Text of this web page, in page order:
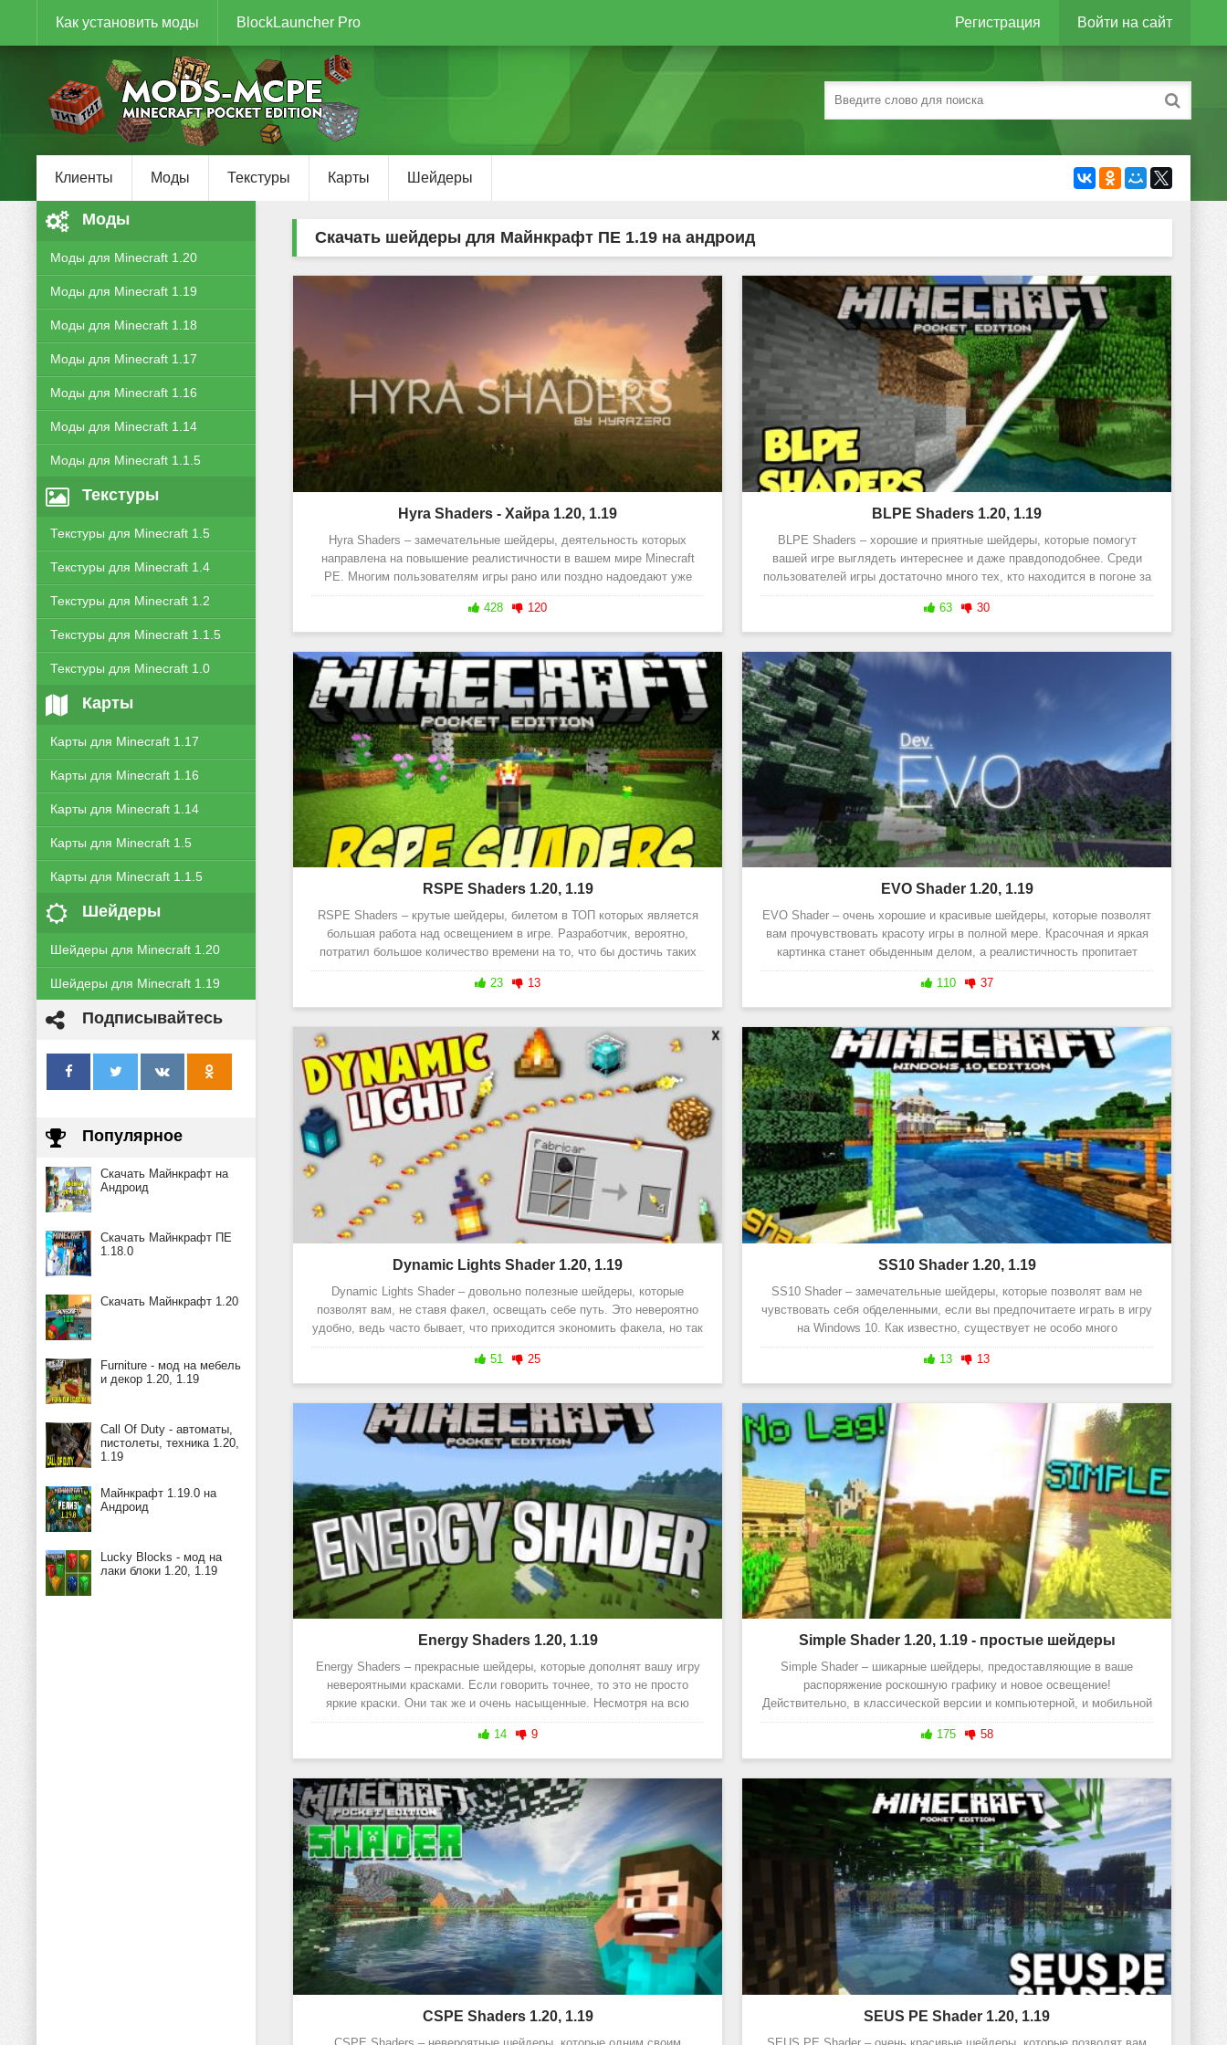
Как установить моды BlockLauncher Pro Регистрация Войти на сайт
Клиенты Моды Текстуры Карты Шейдеры
Моды
Моды для Minecraft 1.20
Моды для Minecraft 1.19
Моды для Minecraft 1.18
Моды для Minecraft 1.17
Моды для Minecraft 1.16
Моды для Minecraft 1.14
Моды для Minecraft 1.1.5
Текстуры
Текстуры для Minecraft 1.5
Текстуры для Minecraft 1.4
Текстуры для Minecraft 1.2
Текстуры для Minecraft 1.1.5
Текстуры для Minecraft 1.0
Карты
Карты для Minecraft 1.17
Карты для Minecraft 1.16
Карты для Minecraft 1.14
Карты для Minecraft 1.5
Карты для Minecraft 1.1.5
Шейдеры
Шейдеры для Minecraft 1.20
Шейдеры для Minecraft 1.19
Подписывайтесь
Популярное
Скачать Майнкрафт на
Андроид
Скачать Майнкрафт ПЕ
1.18.0
Скачать Майнкрафт 1.20
Furniture - мод на мебель
и декор 1.20, 1.19
Call Of Duty - автоматы,
пистолеты, техника 1.20,
1.19
Майнкрафт 1.19.0 на
Андроид
Lucky Blocks - мод на
лаки блоки 1.20, 1.19
Скачать шейдеры для Майнкрафт ПЕ 1.19 на андроид
Hyra Shaders - Хайра 1.20, 1.19
Hyra Shaders – замечательные шейдеры, деятельность которых
направлена на повышение реалистичности в вашем мире Minecraft
PE. Многим пользователям игры рано или поздно надоедают уже
приевшиеся цвета и
428
120
BLPE Shaders 1.20, 1.19
BLPE Shaders – хорошие и приятные шейдеры, которые помогут
вашей игре выглядеть интереснее и даже правдоподобнее. Среди
пользователей игры достаточно много тех, кто находится в погоне за
63 30
RSPE Shaders 1.20, 1.19
RSPE Shaders – крутые шейдеры, билетом в ТОП которых является
большая работа над освещением в игре. Разработчик, вероятно,
потратил большое количество времени на то, что бы достичь таких
красивых и
23
13
EVO Shader 1.20, 1.19
EVO Shader – очень хорошие и красивые шейдеры, которые позволят
вам прочувствовать красоту игры в полной мере. Красочная и яркая
картинка станет обыденным делом, а реалистичность пропитает
каждый
110
37
Dynamic Lights Shader 1.20, 1.19
Dynamic Lights Shader – довольно полезные шейдеры, которые
позволят вам, не ставя факел, освещать себе путь. Это невероятно
удобно, ведь часто бывает, что приходится экономить факела, но так
же
51
25
SS10 Shader 1.20, 1.19
SS10 Shader – замечательные шейдеры, которые позволят вам не
чувствовать себя обделенными, если вы предпочитаете играть в игру
на Windows 10. Как известно, существует не особо много
модификаций,
13
13
Energy Shaders 1.20, 1.19
Energy Shaders – прекрасные шейдеры, которые дополнят вашу игру
невероятными красками. Если говорить точнее, то это не просто
яркие краски. Они так же и очень насыщенные. Несмотря на всю
свою
14
9
Simple Shader 1.20, 1.19 - простые шейдеры
Simple Shader – шикарные шейдеры, предоставляющие в ваше
распоряжение роскошную графику и новое освещение!
Действительно, в классической версии и компьютерной, и мобильной
версии игры всегда не
175
58
CSPE Shaders 1.20, 1.19
CSPE Shaders – невероятные шейдеры, которые одним своим
SEUS PE Shader 1.20, 1.19
SEUS PE Shader – очень красивые шейдеры, которые позволят вам